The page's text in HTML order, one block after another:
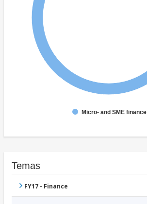
Micro- and SME finance
Temas
FY17 - Finance